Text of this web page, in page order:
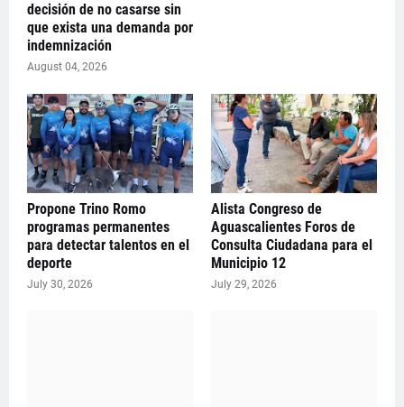
decisión de no casarse sin
que exista una demanda por
indemnización
August 04, 2026
Propone Trino Romo
programas permanentes
para detectar talentos en el
deporte
July 30, 2026
Alista Congreso de
Aguascalientes Foros de
Consulta Ciudadana para el
Municipio 12
July 29, 2026